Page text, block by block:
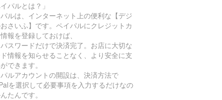
イパルとは？」
ルは、インターネット上の便利な【デジ
さいふ】です。ペイパルにクレジットカ
報を登録しておけば、
スワードだけで決済完了。お店に大切な
情報を知らせることなく、より安全に支
できます。
ルアカウントの開設は、決済方法で
を選択して必要事項を入力するだけなの
たんです。